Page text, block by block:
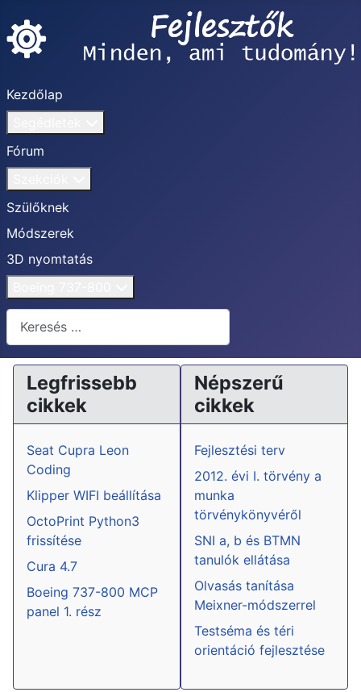
Kezdőlap
Fórum
Szülőknek
Módszerek
3D nyomtatás
Keresés...
Legfrissebb
cikkek
Seat Cupra Leon
Coding
Klipper WIFI beállítása
OctoPrint Python3
frissítése
Cura 4.7
Boeing 737-800 MCP
panel 1. rész
Népszerű
cikkek
Fejlesztési terv
2012. évi I. törvény a
munka
törvénykönyvéről
SNI a, b és BTMN
tanulók ellátása
Olvasás tanítása
Meixner-módszerrel
Testséma és téri
orientáció fejlesztése